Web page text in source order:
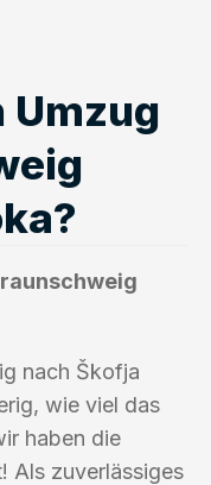
Umzug
nach Škofja
wie viel das
haben die
Als zuverlässiges